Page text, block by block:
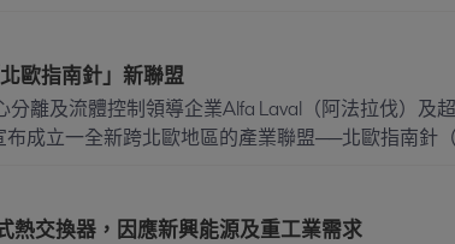
歐指南針」新聯盟
離及流體控制領導企業Alfa Laval（阿法拉伐）及
成立一全新跨北歐地區的產業聯盟──北歐指南針
熱交換器，因應新興能源及重工業需求